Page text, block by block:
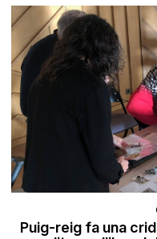
Puig-reig fa una